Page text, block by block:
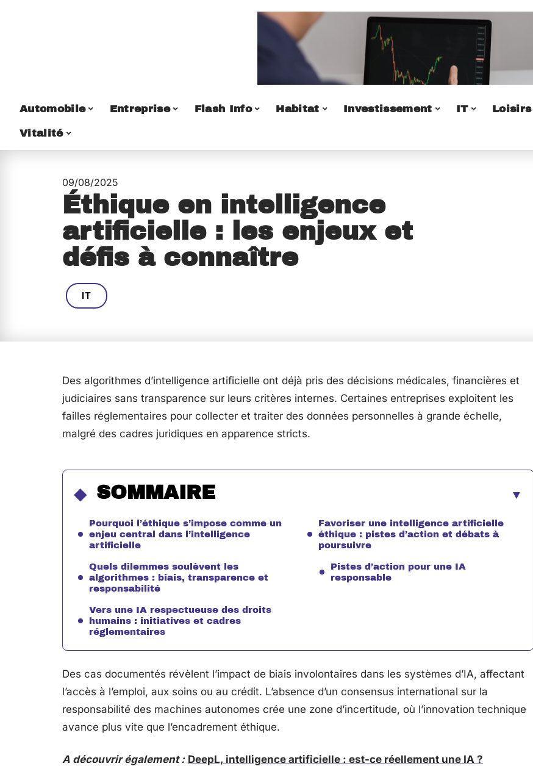
Automobile Entreprise Flash Info Habitat Investissement IT Loisirs
Vitalité
09/08/2025
Éthique en intelligence
artificielle : les enjeux et
défis à connaître
IT
Des algorithmes d’intelligence artificielle ont déjà pris des décisions médicales, financières et
judiciaires sans transparence sur leurs critères internes. Certaines entreprises exploitent les
failles réglementaires pour collecter et traiter des données personnelles à grande échelle,
malgré des cadres juridiques en apparence stricts.
SOMMAIRE
Pourquoi l’éthique s’impose comme un
enjeu central dans l’intelligence
artificielle
Quels dilemmes soulèvent les
algorithmes : biais, transparence et
responsabilité
Vers une IA respectueuse des droits
humains : initiatives et cadres
réglementaires
Favoriser une intelligence artificielle
éthique : pistes d’action et débats à
poursuivre
Pistes d’action pour une IA
responsable
Des cas documentés révèlent l’impact de biais involontaires dans les systèmes d’IA, affectant
l’accès à l’emploi, aux soins ou au crédit. L’absence d’un consensus international sur la
responsabilité des machines autonomes crée une zone d’incertitude, où l’innovation technique
avance plus vite que l’encadrement éthique.
A découvrir également : DeepL, intelligence artificielle : est-ce réellement une IA ?